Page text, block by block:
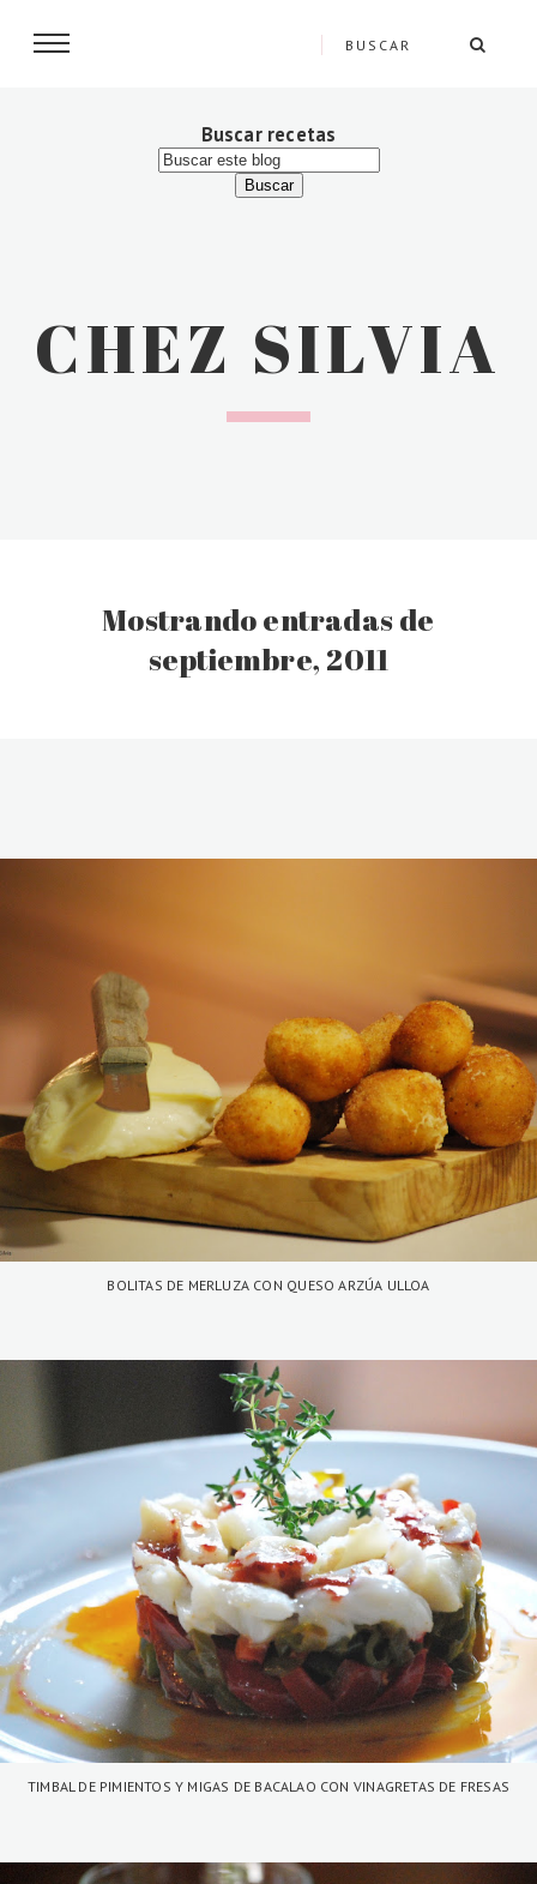
Buscar recetas
CHEZ SILVIA
Mostrando entradas de
septiembre, 2011
BOLITAS DE MERLUZA CON QUESO ARZÚA ULLOA
TIMBAL DE PIMIENTOS Y MIGAS DE BACALAO CON VINAGRETAS DE FRESAS